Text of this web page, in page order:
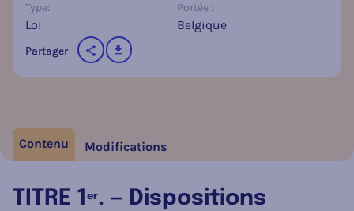
Type:
Loi
Portée :
Belgique
Partager
sur les réseaux sociaux
télécharger
Contenu Modifications
TITRE 1 er. — Dispositions